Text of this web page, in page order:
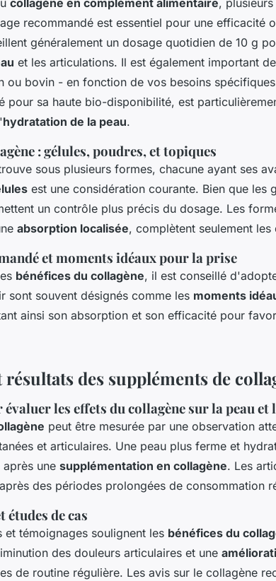
collagène en complément alimentaire,
recommandé est essentiel pour une efficacité
généralement un dosage quotidien de 10 g
et les articulations. Il est également important
ou bovin - en fonction de vos besoins
pour sa haute bio-disponibilité, est
hydratation de la peau.
: gélules, poudres, et topiques
sous plusieurs formes, chacune ayant ses
est une considération courante. Bien que les
un contrôle plus précis du dosage. Les
absorption localisée, complètent seulement
et moments idéaux pour la prise
bénéfices du collagène, il est conseillé
sont souvent désignés comme les moments
ainsi son absorption et son efficacité pour
des suppléments de
les effets du collagène sur la peau
peut être mesurée par une observation
et articulaires. Une peau plus ferme et
une supplémentation en collagène. Les
des périodes prolongées de consommation
études de cas
et témoignages soulignent les bénéfices du
des douleurs articulaires et une
de routine régulière. Les avis sur le collagène